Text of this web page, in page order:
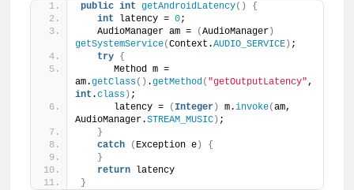
public int getAndroidLatency()
{
int latency = 0;
   AudioManager am =
(AudioManager )
getSystemService(Context.AUDIO_SERVICE ) ;
try {
      Method m =
am.getClass() .getMethod( "getOutputLatency"
int .class ) ;
      latency =
( Integer ) m.invoke(am,
AudioManager.STREAM_MUSIC ) ;
}
catch
( Exception e )
{
}
return latency
}